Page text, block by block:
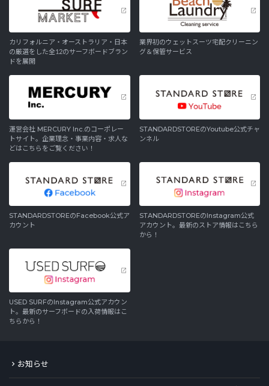
カリフォルニア・オーストラリア・日本
の厳選をした全12のサーフボードブラン
ドを展開
業界初のウェットスーツ宅配クリーニン
グ＆保管サービス
運営会社 MERCURY Inc.のコーポレー
トサイト。企業理念・事業内容・求人な
どはこちらをご覧ください！
STANDARDSTOREのYoutube公式チャ
ンネル
STANDARDSTOREのFacebook公式ア
カウント
STANDARDSTOREのInstagram公式
アカウント。最新のストア情報はこちら
から！
USED SURFのInstagram公式アカウン
ト。最新のサーフボードの入荷情報はこ
ちらから！
お知らせ